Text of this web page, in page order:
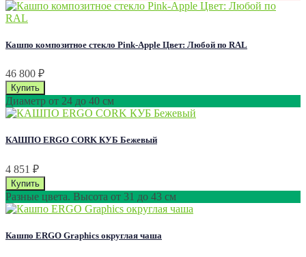
Кашпо композитное стекло Pink-Apple Цвет: Любой по RAL
46 800 ₽
Диаметр от 24 до 40 см
КАШПО ERGO CORK КУБ Бежевый
4 851 ₽
Разные цвета. Высота от 31 до 43 см
Кашпо ERGO Graphics округлая чаша